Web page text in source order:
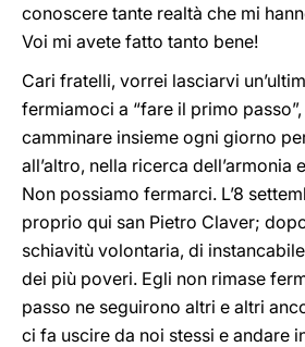
conoscere tante realtà che mi
Voi mi avete fatto tanto bene!
Cari fratelli, vorrei lasciarvi
fermiamoci a “fare il primo
camminare insieme ogni giorno
all’altro, nella ricerca dell’armonia
Non possiamo fermarci. L’8
proprio qui san Pietro Claver;
schiavitù volontaria, di
dei più poveri. Egli non rimase
passo ne seguirono altri e altri
ci fa uscire da noi stessi e andare